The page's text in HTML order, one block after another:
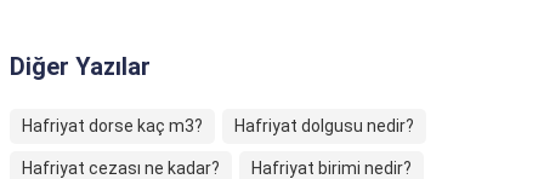
Diğer Yazılar
Hafriyat dorse kaç m3? Hafriyat dolgusu nedir?
Hafriyat cezası ne kadar? Hafriyat birimi nedir?